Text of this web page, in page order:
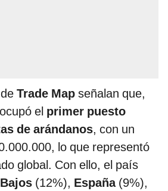
Trade Map señalan que,
el primer puesto
de arándanos, con un
lo que representó
global. Con ello, el país
(12%), España(9%),